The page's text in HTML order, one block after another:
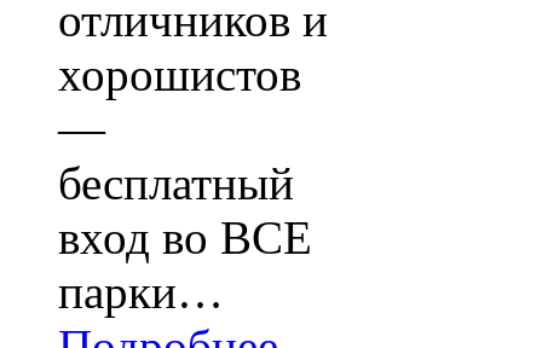
отличников и
хорошистов
—
бесплатный
вход во ВСЕ
парки…